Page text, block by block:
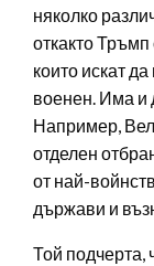
няколко
откакто
които искат
военен. Има и
Например,
отделен
от най-
държави и
Той подчерта,